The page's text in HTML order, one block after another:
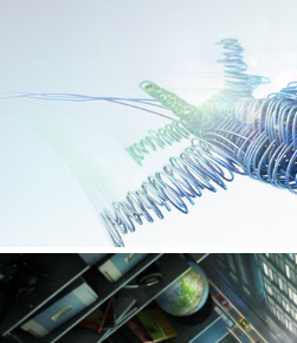
UPC